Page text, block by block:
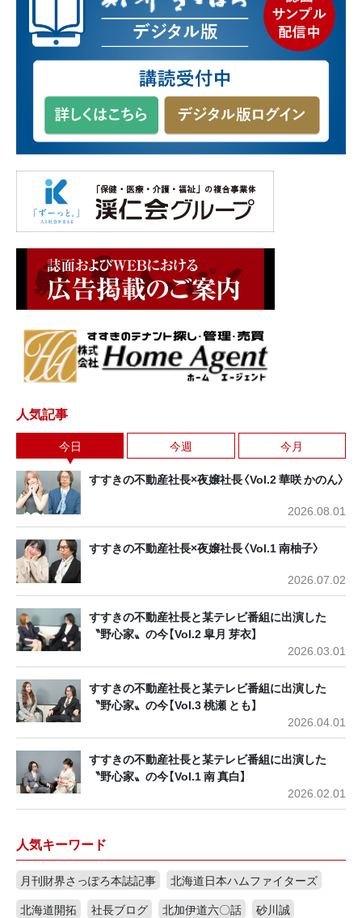
人気記事
今日 今週 今月
すすきの不動産社長×夜嬢社長〈Vol.2 華咲 かのん〉
2026.08.01
すすきの不動産社長×夜嬢社長〈Vol.1 南柚子〉
2026.07.02
すすきの不動産社長と某テレビ番組に出演した
〝野心家〟の今【Vol.2 皐月 芽衣】
2026.03.01
すすきの不動産社長と某テレビ番組に出演した
〝野心家〟の今【Vol.3 桃瀬 とも】
2026.04.01
すすきの不動産社長と某テレビ番組に出演した
〝野心家〟の今【Vol.1 南 真白】
2026.02.01
人気キーワード
月刊財界さっぽろ本誌記事
北海道日本ハムファイターズ
北海道開拓
社長ブログ 北加伊道六〇話
砂川誠